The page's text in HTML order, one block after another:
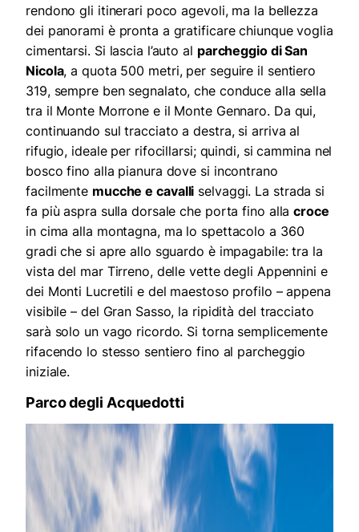
rendono gli itinerari poco agevoli, ma la bellezza
dei panorami è pronta a gratificare chiunque voglia
cimentarsi. Si lascia l’auto al parcheggio di San
Nicola, a quota 500 metri, per seguire il sentiero
319, sempre ben segnalato, che conduce alla sella
tra il Monte Morrone e il Monte Gennaro. Da qui,
continuando sul tracciato a destra, si arriva al
rifugio, ideale per rifocillarsi; quindi, si cammina nel
bosco fino alla pianura dove si incontrano
facilmente mucche e cavalli selvaggi. La strada si
fa più aspra sulla dorsale che porta fino allacroce
in cima alla montagna, ma lo spettacolo a 360
gradi che si apre allo sguardo è impagabile: tra la
vista del mar Tirreno, delle vette degli Appennini e
dei Monti Lucretili e del maestoso profilo – appena
visibile – del Gran Sasso, la ripidità del tracciato
sarà solo un vago ricordo. Si torna semplicemente
rifacendo lo stesso sentiero fino al parcheggio
iniziale.
Parco degli Acquedotti